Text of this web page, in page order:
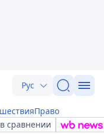
Рус
Право
сравнении